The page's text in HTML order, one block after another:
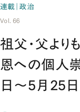
連載｜政治
Vol. 66
祖父・父より
恩への個人
日～5月25日